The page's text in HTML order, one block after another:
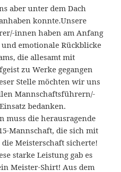
aber unter dem Dach
konnte.Unsere
innen haben am Anfang
emotionale Rückblicke
die allesamt mit
zu Werke gegangen
Stelle möchten wir uns
Mannschaftsführern/-
bedanken.
muss die herausragende
Mannschaft, die sich mit
Meisterschaft sicherte!
starke Leistung gab es
Meister-Shirt! Aus dem